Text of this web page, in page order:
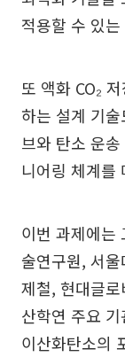
적용할 수 있
또 액화 CO₂
하는 설계 기
브와 탄소 운
니어링 체계를
이번 과제에는
술연구원, 서
제철, 현대글
산학연 주요
이산화탄소의